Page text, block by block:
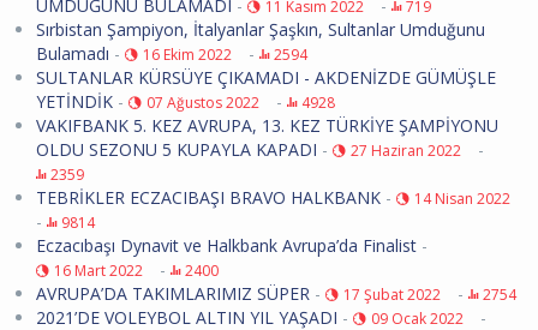
UMDUĞUNU BULAMADI - 11 Kasım 2022 - 719
Sırbistan Şampiyon, İtalyanlar Şaşkın, Sultanlar Umduğunu
Bulamadı - 16 Ekim 2022 - 2594
SULTANLAR KÜRSÜYE ÇIKAMADI - AKDENİZDE GÜMÜŞLE
YETİNDİK - 07 Ağustos 2022 - 4928
VAKIFBANK 5. KEZ AVRUPA, 13. KEZ TÜRKİYE ŞAMPİYONU
OLDU SEZONU 5 KUPAYLA KAPADI - 27 Haziran 2022 -
2359
TEBRİKLER ECZACIBAŞI BRAVO HALKBANK - 14 Nisan 2022
- 9814
Eczacıbaşı Dynavit ve Halkbank Avrupa’da Finalist -
16 Mart 2022 - 2400
AVRUPA’DA TAKIMLARIMIZ SÜPER - 17 Şubat 2022 - 2754
2021’DE VOLEYBOL ALTIN YIL YAŞADI - 09 Ocak 2022 -